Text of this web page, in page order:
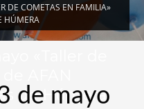
DE COMETAS EN FAMILIA»
HÚMERA
de Húmera
de mayo